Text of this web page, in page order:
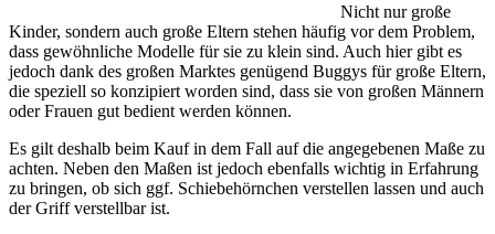
Nicht nur große
Kinder, sondern auch große Eltern stehen häufig vor dem Problem,
dass gewöhnliche Modelle für sie zu klein sind. Auch hier gibt es
jedoch dank des großen Marktes genügend Buggys für große Eltern,
die speziell so konzipiert worden sind, dass sie von großen Männern
oder Frauen gut bedient werden können.
Es gilt deshalb beim Kauf in dem Fall auf die angegebenen Maße zu
achten. Neben den Maßen ist jedoch ebenfalls wichtig in Erfahrung
zu bringen, ob sich ggf. Schiebehörnchen verstellen lassen und auch
der Griff verstellbar ist.